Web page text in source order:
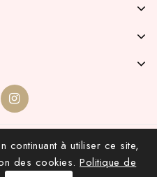
continuant à utiliser ce site,
des cookies. Politique de
droits réservés.